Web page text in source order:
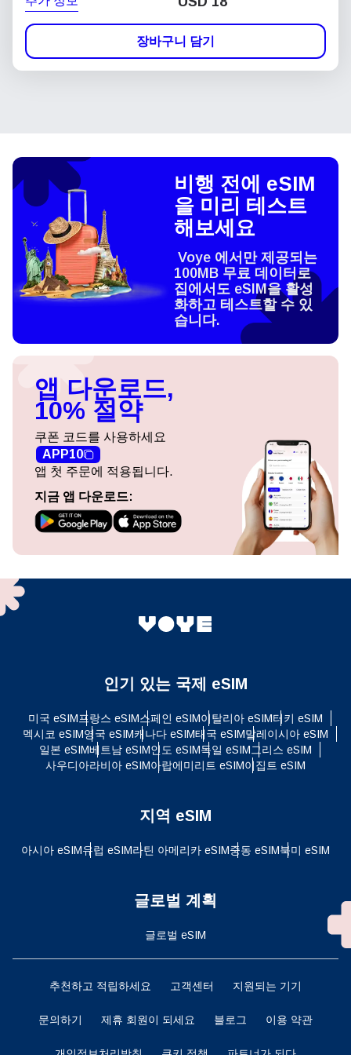
장바구니 담기
비행 전에 eSIM
을 미리 테스트
해보세요
Voye 에서만 제공되는
100MB 무료 데이터로
집에서도 eSIM을 활성
화하고 테스트할 수 있
습니다.
앱 다운로드,
10% 절약
쿠폰 코드를 사용하세요
APP10
앱 첫 주문에 적용됩니다.
지금 앱 다운로드:
인기 있는 국제 eSIM
미국 eSIM프랑스 eSIM스페인 eSIM이탈리아 eSIM터키 eSIM
멕시코 eSIM영국 eSIM캐나다 eSIM태국 eSIM말레이시아 eSIM
일본 eSIM베트남 eSIM인도 eSIM독일 eSIM그리스 eSIM
사우디아라비아 eSIM아랍에미리트 eSIM이집트 eSIM
지역 eSIM
아시아 eSIM유럽 ​​eSIM라틴 아메리카 eSIM중동 eSIM북미 eSIM
글로벌 계획
글로벌 eSIM
추천하고 적립하세요 고객센터 지원되는 기기
문의하기 제휴 회원이 되세요 블로그 이용 약관